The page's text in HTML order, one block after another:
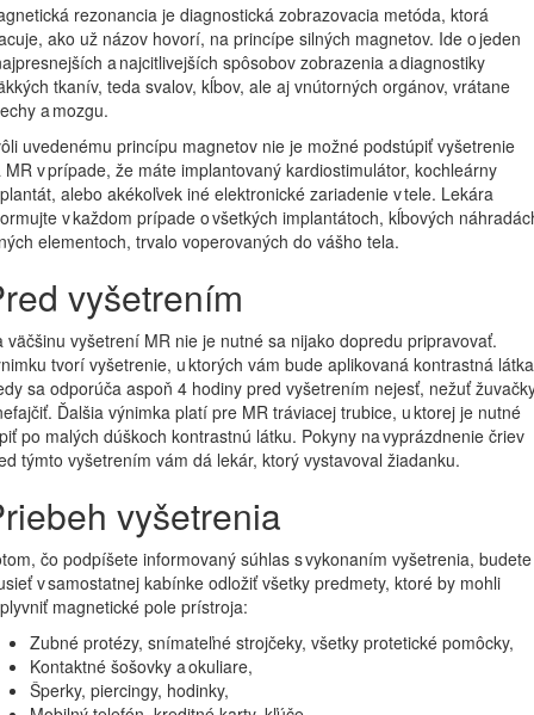
rezonancia je diagnostická zobrazovacia metóda, ktorá
ako už názov hovorí, na princípe silných magnetov. Ide o jeden
a najcitlivejších spôsobov zobrazenia a diagnostiky
tkanív, teda svalov, kĺbov, ale aj vnútorných orgánov, vrátane
a mozgu.
uvedenému princípu magnetov nie je možné podstúpiť vyšetrenie
MR v prípade, že máte implantovaný kardiostimulátor, kochleárny
alebo akékoľvek iné elektronické zariadenie v tele. Lekára
v každom prípade o všetkých implantátoch, kĺbových
elementoch, trvalo voperovaných do vášho tela.
vyšetrením
väčšinu vyšetrení MR nie je nutné sa nijako dopredu pripravovať.
tvorí vyšetrenie, u ktorých vám bude aplikovaná kontrastná
sa odporúča aspoň 4 hodiny pred vyšetrením nejesť, nežuť
Ďalšia výnimka platí pre MR tráviacej trubice, u ktorej je nutné
po malých dúškoch kontrastnú látku. Pokyny na vyprázdnenie čriev
týmto vyšetrením vám dá lekár, ktorý vystavoval žiadanku.
vyšetrenia
čo podpíšete informovaný súhlas s vykonaním vyšetrenia,
v samostatnej kabínke odložiť všetky predmety, ktoré by mohli
magnetické pole prístroja:
Zubné protézy, snímateľné strojčeky, všetky protetické pomôcky,
Kontaktné šošovky a okuliare,
Šperky, piercingy, hodinky,